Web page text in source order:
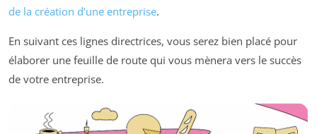
de la création d’une entreprise.
En suivant ces lignes directrices, vous serez bien placé pour
élaborer une feuille de route qui vous mènera vers le succès
de votre entreprise.